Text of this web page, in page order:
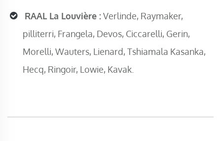
RAAL La Louvière :Verlinde, Raymaker,
pilliterri, Frangela, Devos, Ciccarelli, Gerin,
Morelli, Wauters, Lienard, Tshiamala Kasanka,
Hecq, Ringoir, Lowie, Kavak.